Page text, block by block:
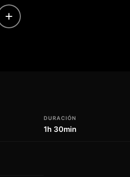
de las relaciones
Con un enfoque en la
DURACIÓN
1h 30min